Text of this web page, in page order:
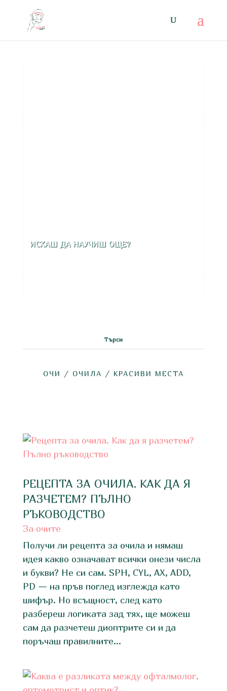
ИСКАШ ДА НАУЧИШ ОЩЕ?
ОЧИ / ОЧИЛА / КРАСИВИ МЕСТА
РЕЦЕПТА ЗА ОЧИЛА. КАК ДА Я
РАЗЧЕТЕМ? ПЪЛНО
РЪКОВОДСТВО
За очите
Получи ли рецепта за очила и нямаш
идея какво означават всички онези числа
и букви? Не си сам. SPH, CYL, AX, ADD,
PD — на пръв поглед изглежда като
шифър. Но всъщност, след като
разбереш логиката зад тях, ще можеш
сам да разчетеш диоптрите си и да
поръчаш правилните...